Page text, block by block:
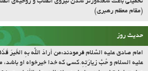
(مقام معظم رهبری)
حدیث روز
امام صادق علیه السّلام فرمودند:مَن أرادَ اللّه بِهِ
علیه السلام و حُبَّ زیارَتِهِ.کسى که خدا خیرخواه او